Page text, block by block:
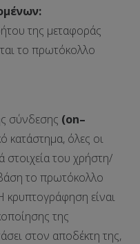
της μεταφοράς
το πρωτόκολλο
σύνδεσης (on–
κατάστημα, όλες οι
του χρήστη/
το πρωτόκολλο
κρυπτογράφηση είναι
της
στον αποδέκτη της,